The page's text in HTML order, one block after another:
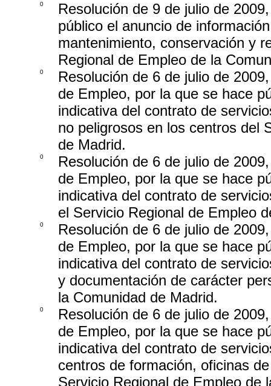
0
Resolución de 9 de julio de
público el anuncio de
mantenimiento, conservación y
Regional de Empleo de la
0
Resolución de 6 de julio de
de Empleo, por la que se hace
indicativa del contrato de
no peligrosos en los centros del
de Madrid.
0
Resolución de 6 de julio de
de Empleo, por la que se hace
indicativa del contrato de
el Servicio Regional de Empleo
0
Resolución de 6 de julio de
de Empleo, por la que se hace
indicativa del contrato de
y documentación de carácter
la Comunidad de Madrid.
0
Resolución de 6 de julio de
de Empleo, por la que se hace
indicativa del contrato de
centros de formación, oficinas
Servicio Regional de Empleo de